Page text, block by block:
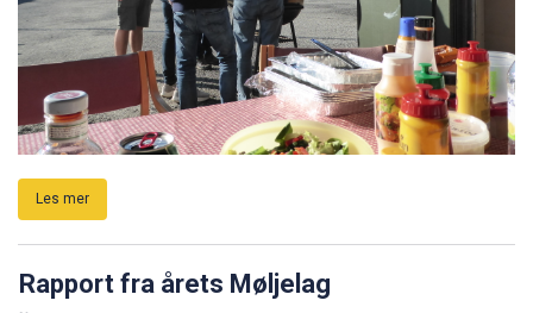
Les mer
Rapport fra årets Møljelag